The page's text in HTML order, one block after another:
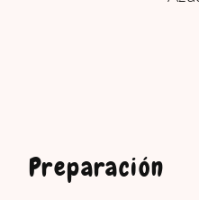
Preparación